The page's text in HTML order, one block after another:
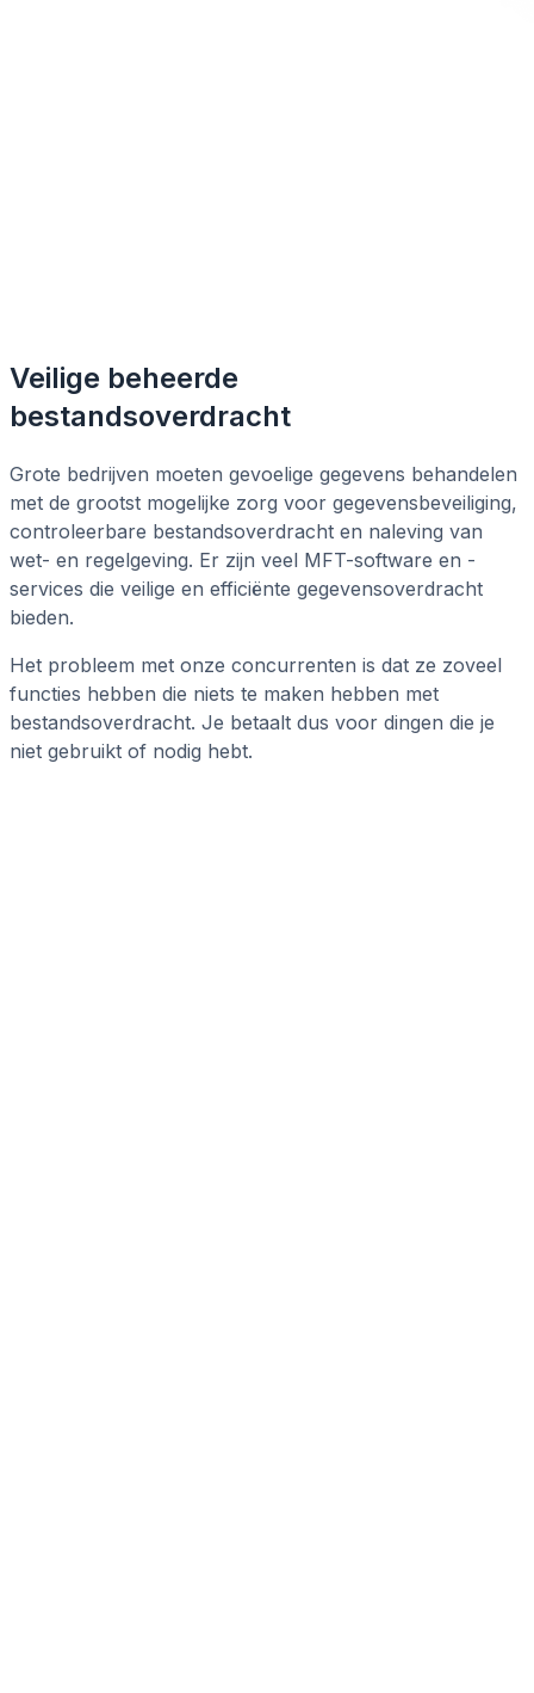
Veilige beheerde
bestandsoverdracht
Grote bedrijven moeten gevoelige gegevens behandelen
met de grootst mogelijke zorg voor gegevensbeveiliging,
controleerbare bestandsoverdracht en naleving van
wet- en regelgeving. Er zijn veel MFT-software en -
services die veilige en efficiënte gegevensoverdracht
bieden.
Het probleem met onze concurrenten is dat ze zoveel
functies hebben die niets te maken hebben met
bestandsoverdracht. Je betaalt dus voor dingen die je
niet gebruikt of nodig hebt.